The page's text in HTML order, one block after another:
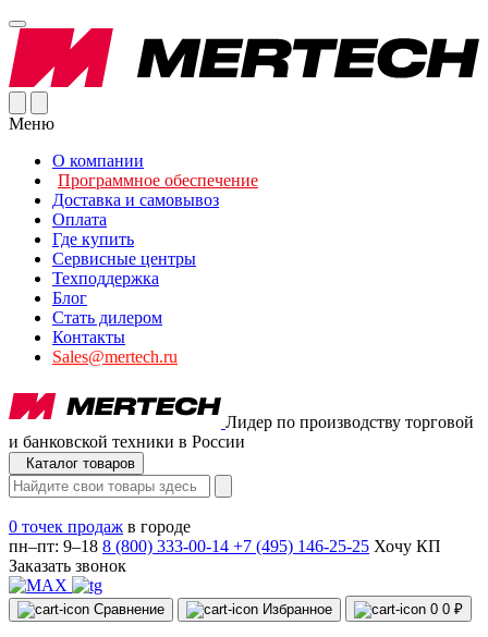
Меню
О компании
Программное обеспечение
Доставка и самовывоз
Оплата
Где купить
Сервисные центры
Техподдержка
Блог
Стать дилером
Контакты
Sales@mertech.ru
Лидер по производству торговой
и банковской техники в России
Каталог товаров
0 точек продаж в городе
пн–пт: 9–18 8 (800) 333-00-14 +7 (495) 146-25-25 Хочу КП
Заказать звонок
Сравнение Избранное 0 0 ₽